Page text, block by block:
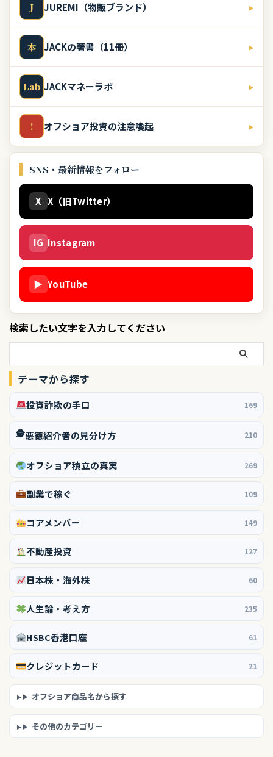
J JUREMI（物販ブランド） ▸
本 JACKの著書（11冊） ▸
Lab JACKマネーラボ ▸
! オフショア投資の注意喚起 ▸
SNS・最新情報をフォロー
X X（旧Twitter）
IG Instagram
▶ YouTube
検索したい文字を入力してください
テーマから探す
投資詐欺の手口 169
🕵️悪徳紹介者の見分け方 210
オフショア積立の真実 269
副業で稼ぐ 109
コアメンバー 149
不動産投資 127
日本株・海外株 60
人生論・考え方 235
HSBC香港口座 61
クレジットカード 21
オフショア商品名から探す
その他のカテゴリー